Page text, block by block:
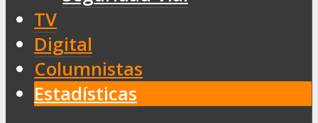
TV
Digital
Columnistas
Estadísticas